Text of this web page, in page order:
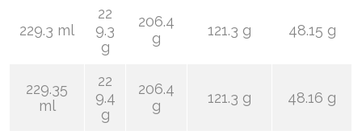
229.3 ml
22
9.3
g
206.4
g
121.3 g 48.15 g
229.35
ml
22
9.4
g
206.4
g
121.3 g 48.16 g